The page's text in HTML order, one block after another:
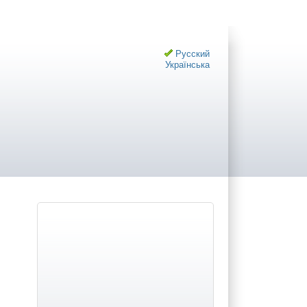
Русский
Українська